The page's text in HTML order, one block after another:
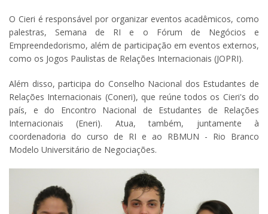
O Cieri é responsável por organizar eventos acadêmicos, como
palestras, Semana de RI e o Fórum de Negócios e
Empreendedorismo, além de participação em eventos externos,
como os Jogos Paulistas de Relações Internacionais (JOPRI).
Além disso, participa do Conselho Nacional dos Estudantes de
Relações Internacionais (Coneri), que reúne todos os Cieri's do
país, e do Encontro Nacional de Estudantes de Relações
Internacionais (Eneri). Atua, também, juntamente à
coordenadoria do curso de RI e ao RBMUN - Rio Branco
Modelo Universitário de Negociações.